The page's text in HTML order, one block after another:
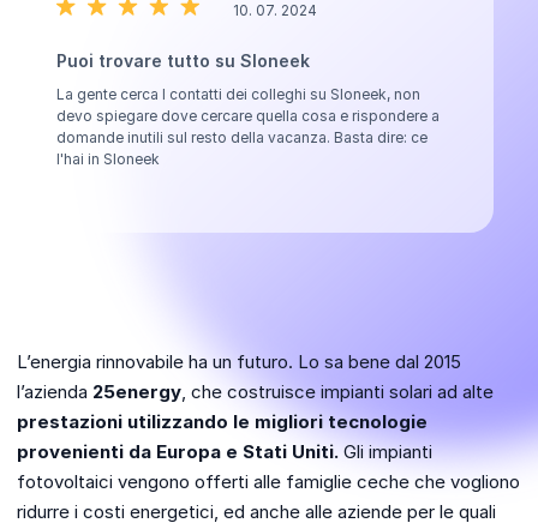
10. 07. 2024
Puoi trovare tutto su Sloneek
La gente cerca I contatti dei colleghi su Sloneek, non
devo spiegare dove cercare quella cosa e rispondere a
domande inutili sul resto della vacanza. Basta dire: ce
l'hai in Sloneek
L’energia rinnovabile ha un futuro. Lo sa bene dal 2015
l’azienda 25energy, che costruisce impianti solari ad alte
prestazioni utilizzando le migliori tecnologie
provenienti da Europa e Stati Uniti. Gli impianti
fotovoltaici vengono offerti alle famiglie ceche che vogliono
ridurre i costi energetici, ed anche alle aziende per le quali